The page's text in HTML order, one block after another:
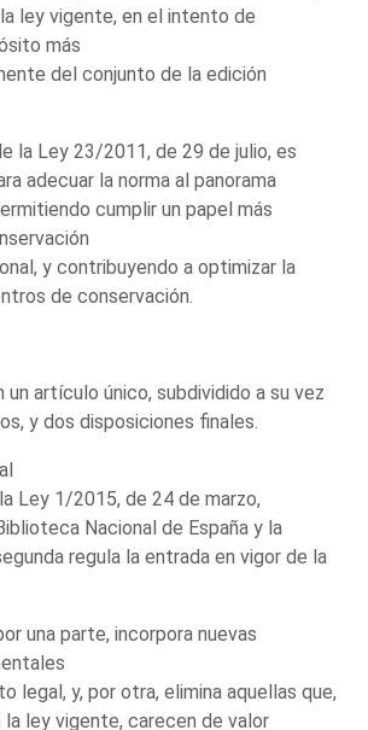
ley vigente, en el intento de
más
del conjunto de la edición
la Ley 23/2011, de 29 de julio, es
adecuar la norma al panorama
cumplir un papel más
y contribuyendo a optimizar la
de conservación.
un artículo único, subdividido a su vez
y dos disposiciones finales.
Ley 1/2015, de 24 de marzo,
Nacional de España y la
regula la entrada en vigor de la
una parte, incorpora nuevas
legal, y, por otra, elimina aquellas que,
ley vigente, carecen de valor